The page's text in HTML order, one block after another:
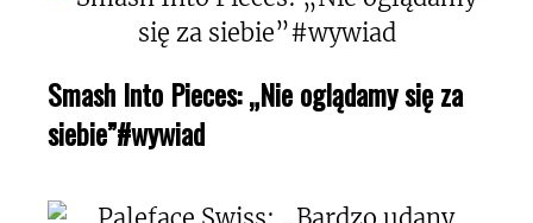
Smash Into Pieces: „Nie oglądamy się za
siebie”#wywiad